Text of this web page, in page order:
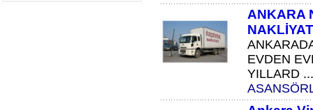
ANKARA
NAKLİYAT
EVDEN
YILLARD ...